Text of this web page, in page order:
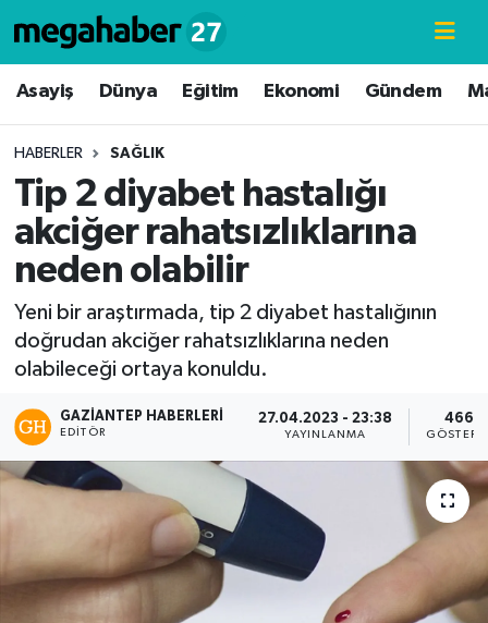
Asayiş Dünya Eğitim Ekonomi Gündem
HABERLER SAĞLIK
Tip 2 diyabet hastalığı
akciğer rahatsızlıklarına
neden olabilir
Yeni bir araştırmada, tip 2 diyabet hastalığının
doğrudan akciğer rahatsızlıklarına neden
olabileceği ortaya konuldu.
GAZIANTEP HABERLERI
EDITÖR
27.04.2023 - 23:38
YAYINLANMA
466
Hava Durumu
Süper Lig Puan Durumu ve Fikstür
Tüm Manşetler
Son Dakika Haberleri
Haber Arşivi